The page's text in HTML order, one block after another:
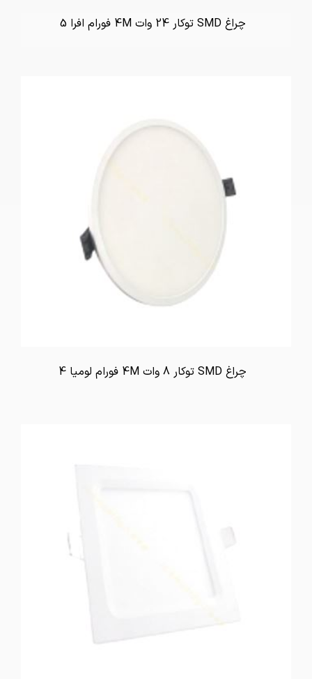
چراغ SMD توکار 24 وات 4M فورام افرا 5
چراغ SMD توکار 8 وات 4M فورام لومیا 4